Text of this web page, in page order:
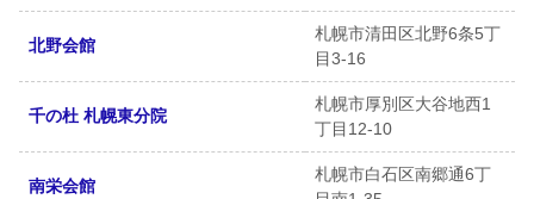
北野会館
札幌市清田区北野6条5丁
目3-16
千の杜 札幌東分院
札幌市厚別区大谷地西1
丁目12-10
南栄会館
札幌市白石区南郷通6丁